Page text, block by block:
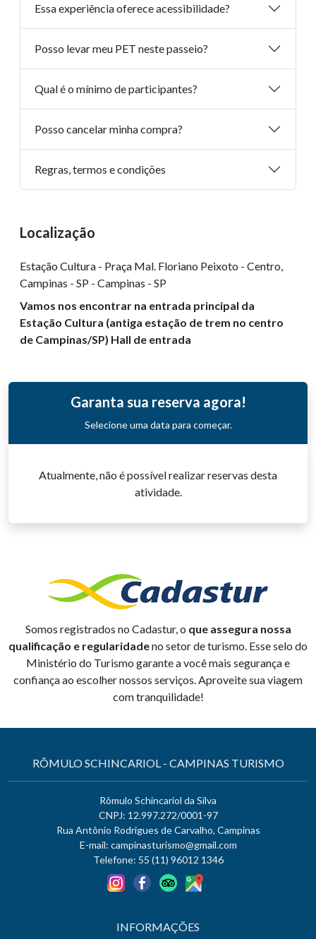
Essa experiência oferece acessibilidade?
Posso levar meu PET neste passeio?
Qual é o mínimo de participantes?
Posso cancelar minha compra?
Regras, termos e condições
Localização
Estação Cultura - Praça Mal. Floriano Peixoto - Centro,
Campinas - SP - Campinas - SP
Vamos nos encontrar na entrada principal da
Estação Cultura (antiga estação de trem no centro
de Campinas/SP) Hall de entrada
Garanta sua reserva agora!
Selecione uma data para começar.
Atualmente, não é possível realizar reservas desta
atividade.
Somos registrados no Cadastur, o que assegura nossa
qualificação e regularidadeno setor de turismo. Esse selo do
Ministério do Turismo garante a você mais segurança e
confiança ao escolher nossos serviços. Aproveite sua viagem
com tranquilidade!
RÔMULO SCHINCARIOL - CAMPINAS TURISMO
Rômulo Schincariol da Silva
CNPJ: 12.997.272/0001-97
Rua Antônio Rodrigues de Carvalho, Campinas
E-mail: campinasturismo@gmail.com
Telefone: 55 (11) 96012 1346
INFORMAÇÕES